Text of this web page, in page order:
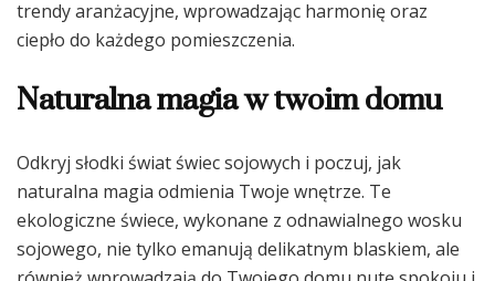
trendy aranżacyjne, wprowadzając harmonię oraz
ciepło do każdego pomieszczenia.
Naturalna magia w twoim domu
Odkryj słodki świat świec sojowych i poczuj, jak
naturalna magia odmienia Twoje wnętrze. Te
ekologiczne świece, wykonane z odnawialnego wosku
sojowego, nie tylko emanują delikatnym blaskiem, ale